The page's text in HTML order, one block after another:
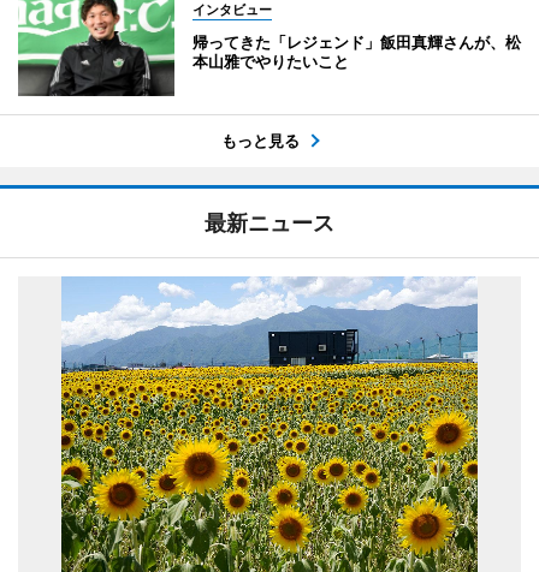
インタビュー
帰ってきた「レジェンド」飯田真輝さんが、松
本山雅でやりたいこと
もっと見る
最新ニュース